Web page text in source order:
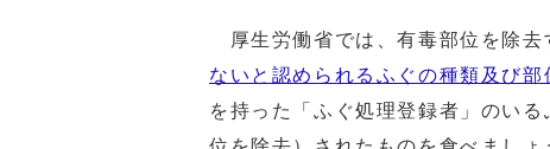
厚生労働省では、有毒部位を除去
ないと認められるふぐの種類及び部
を持った「ふぐ処理登録者」のい